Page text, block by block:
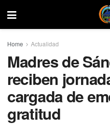
Home Actualidad
Madres de
reciben
cargada de
gratitud